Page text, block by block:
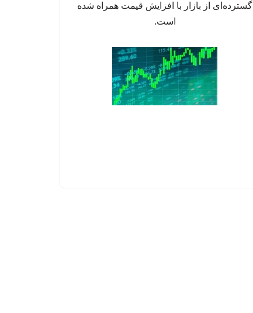
گسترده‌ای از بازار با افزایش قیمت همراه شده
است.